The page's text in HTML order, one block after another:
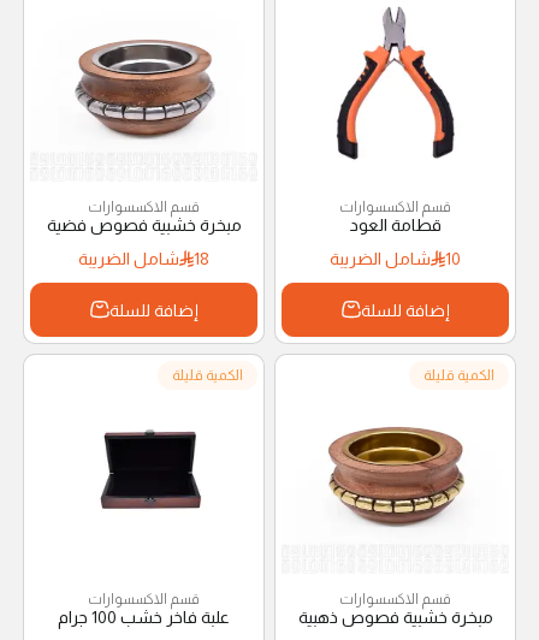
قسم الاكسسوارات
قطامة العود
10
شامل الضريبة
إضافة للسلة
قسم الاكسسوارات
مبخرة خشبية فصوص فضية
18
شامل الضريبة
إضافة للسلة
الكمية قليلة
قسم الاكسسوارات
مبخرة خشبية فصوص ذهبية
الكمية قليلة
قسم الاكسسوارات
علبة فاخر خشب 100 جرام